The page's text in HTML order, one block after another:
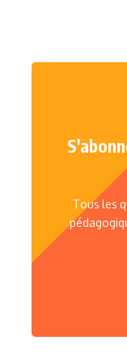
Tous les